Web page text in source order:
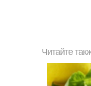
Читайте